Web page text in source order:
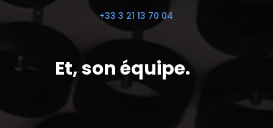
+33 3 21 13 70 04
Et, son équipe.